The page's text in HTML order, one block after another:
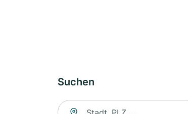
Suchen
Suche nach Ort